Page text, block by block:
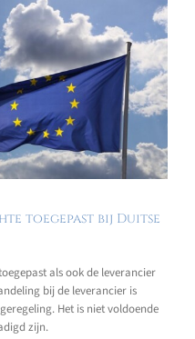
toegepast bij Duitse
als ook de leverancier
bij de leverancier is
Het is niet voldoende
zijn.